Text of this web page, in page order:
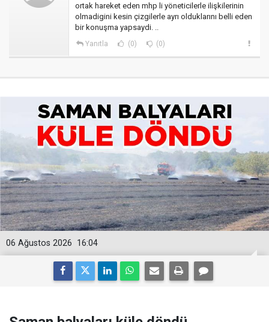
ortak hareket eden mhp li yöneticilerle ilişkilerinin
olmadigini kesin çizgilerle ayrı olduklarını belli eden
bir konuşma yapsaydi. ..
Yanıtla (0) (0)
16:04
06 Ağustos 2026